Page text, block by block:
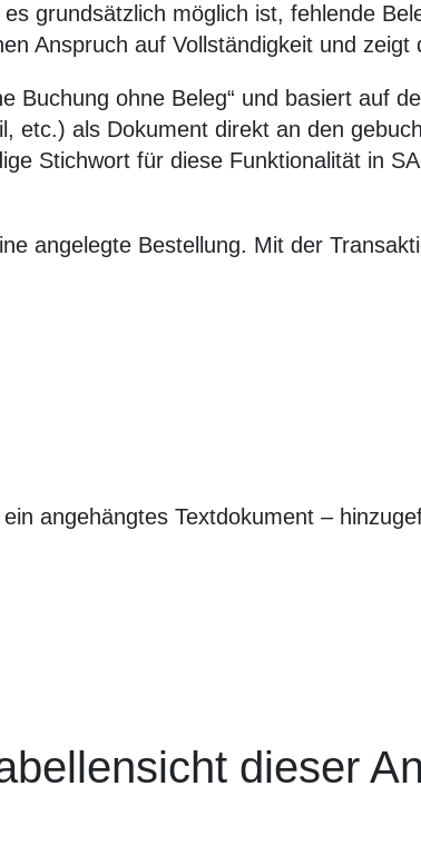
grundsätzlich möglich ist, fehlende
Anspruch auf Vollständigkeit und zeigt
Buchung ohne Beleg“ und basiert auf
etc.) als Dokument direkt an den
Stichwort für diese Funktionalität in
angelegte Bestellung. Mit der
angehängtes Textdokument –
dieser